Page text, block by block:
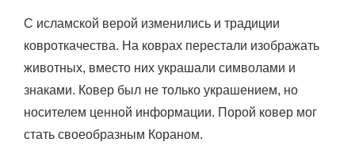
С исламской верой изменились и традиции
ковроткачества. На коврах перестали изображать
животных, вместо них украшали символами и
знаками. Ковер был не только украшением, но
носителем ценной информации. Порой ковер мог
стать своеобразным Кораном.